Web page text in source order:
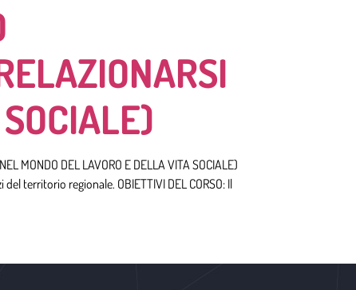
MONDO DEL LAVORO E DELLA VITA SOCIALE)
territorio regionale. OBIETTIVI DEL CORSO: Il